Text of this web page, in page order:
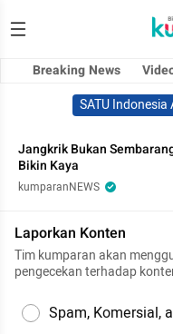
Breaking News
SATU
Jangkrik Bukan
Bikin Kaya
kumparanNEWS
Laporkan Konten
Tim kumparan akan
pengecekan terhadap
Spam, Komersial,